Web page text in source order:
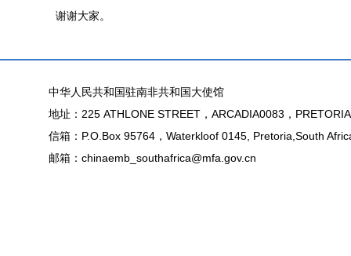
谢谢大家。
中华人民共和国驻南非共和国大使馆
地址：225 ATHLONE STREET，ARCADIA0083，
信箱：P.O.Box 95764，Waterkloof 0145, Pretoria,South
邮箱：chinaemb_southafrica@mfa.gov.cn